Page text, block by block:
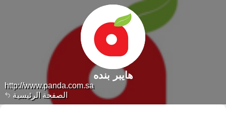
الصفحة الرئيسية
http://www.panda.com.sa
هايبر بنده